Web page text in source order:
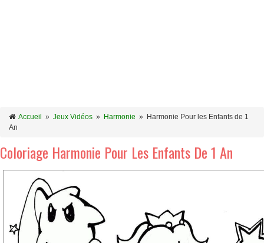
Accueil » Jeux Vidéos » Harmonie »
Harmonie Pour les Enfants de 1
An
Coloriage Harmonie Pour Les Enfants De 1 An